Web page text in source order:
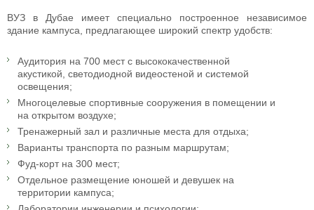
ВУЗ в Дубае имеет специально построенное независимое
здание кампуса, предлагающее широкий спектр удобств:
Аудитория на 700 мест с высококачественной
акустикой, светодиодной видеостеной и системой
освещения;
Многоцелевые спортивные сооружения в помещении и
на открытом воздухе;
Тренажерный зал и различные места для отдыха;
Варианты транспорта по разным маршрутам;
Фуд-корт на 300 мест;
Отдельное размещение юношей и девушек на
территории кампуса;